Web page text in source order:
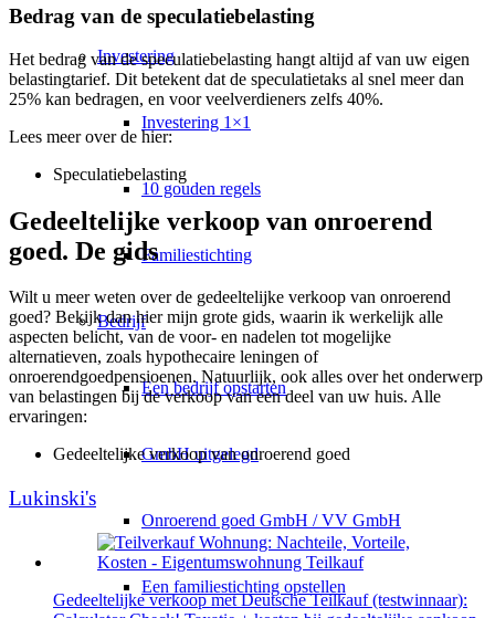
Investering
Investering 1×1
10 gouden regels
Familiestichting
Bedrijf
Een bedrijf opstarten
GmbH uitgelegd
Onroerend goed GmbH / VV GmbH
Een familiestichting opstellen
Bedrag van de speculatiebelasting
Het bedrag van de speculatiebelasting hangt altijd af van uw eigen
belastingtarief. Dit betekent dat de speculatietaks al snel meer dan
25% kan bedragen, en voor veelverdieners zelfs 40%.
Lees meer over de hier:
Speculatiebelasting
Gedeeltelijke verkoop van onroerend
goed. De gids
Wilt u meer weten over de gedeeltelijke verkoop van onroerend
goed? Bekijk dan hier mijn grote gids, waarin ik werkelijk alle
aspecten belicht, van de voor- en nadelen tot mogelijke
alternatieven, zoals hypothecaire leningen of
onroerendgoedpensioenen. Natuurlijk, ook alles over het onderwerp
van belastingen bij de verkoop van een deel van uw huis. Alle
ervaringen:
Gedeeltelijke verkoop van onroerend goed
Lukinski's
Gedeeltelijke verkoop met Deutsche Teilkauf (testwinnaar):